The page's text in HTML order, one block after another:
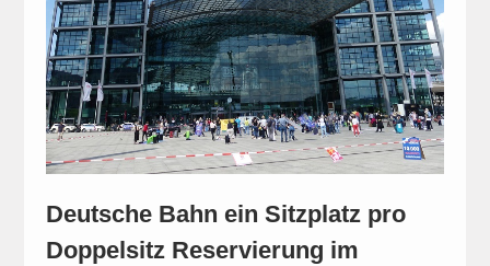
Deutsche Bahn ein Sitzplatz pro
Doppelsitz Reservierung im